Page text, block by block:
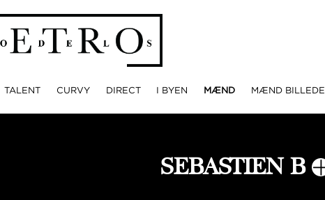
TALENT CURVY DIRECT I BYEN MÆND MÆND BILLEDE
SEBASTIEN B